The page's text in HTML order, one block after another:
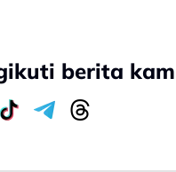
berita